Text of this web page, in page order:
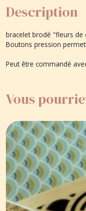
Description
bracelet brodé "fleurs de
Boutons pression
Peut être commandé
Vous